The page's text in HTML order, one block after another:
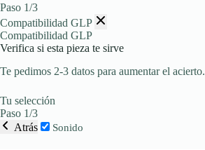
Paso 1/3
Compatibilidad GLP
Compatibilidad GLP
Verifica si esta pieza te sirve
Te pedimos 2-3 datos para aumentar el acierto.
Tu selección
Paso 1/3
Atrás
Sonido